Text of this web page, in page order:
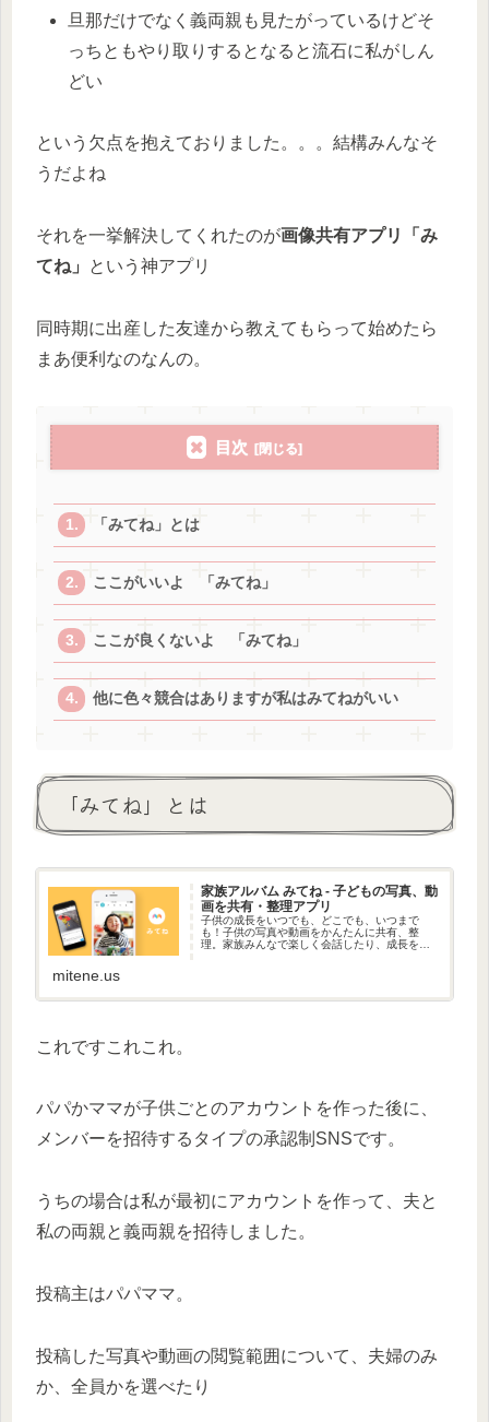
旦那だけでなく義両親も見たがっているけどそ
っちともやり取りするとなると流石に私がしん
どい
という欠点を抱えておりました。。。結構みんなそ
うだよね
それを一挙解決してくれたのが画像共有アプリ「み
てね 」 という神アプリ
同時期に出産した友達から教えてもらって始めたら
まあ便利なのなんの。
目次
「みてね」とは
ここがいいよ 「みてね」
ここが良くないよ 「みてね」
他に色々競合はありますが私はみてねがいい
「みてね」とは
家族アルバム みてね - 子どもの写真、動
画を共有・整理アプリ
子供の成長をいつでも、どこでも、いつまで
も！子供の写真や動画をかんたんに共有、整
理。家族みんなで楽しく会話したり、成長をふ
mitene.us
これですこれこれ。
パパかママが子供ごとのアカウントを作った後に、
メンバーを招待するタイプの承認制SNSです。
うちの場合は私が最初にアカウントを作って、夫と
私の両親と義両親を招待しました。
投稿主はパパママ。
投稿した写真や動画の閲覧範囲について、夫婦のみ
か、全員かを選べたり